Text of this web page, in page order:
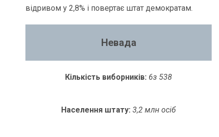
відривом у 2,8% і повертає штат демократам.
Невада
Кількість виборників: 6з 538
Населення штату:3,2 млн осіб